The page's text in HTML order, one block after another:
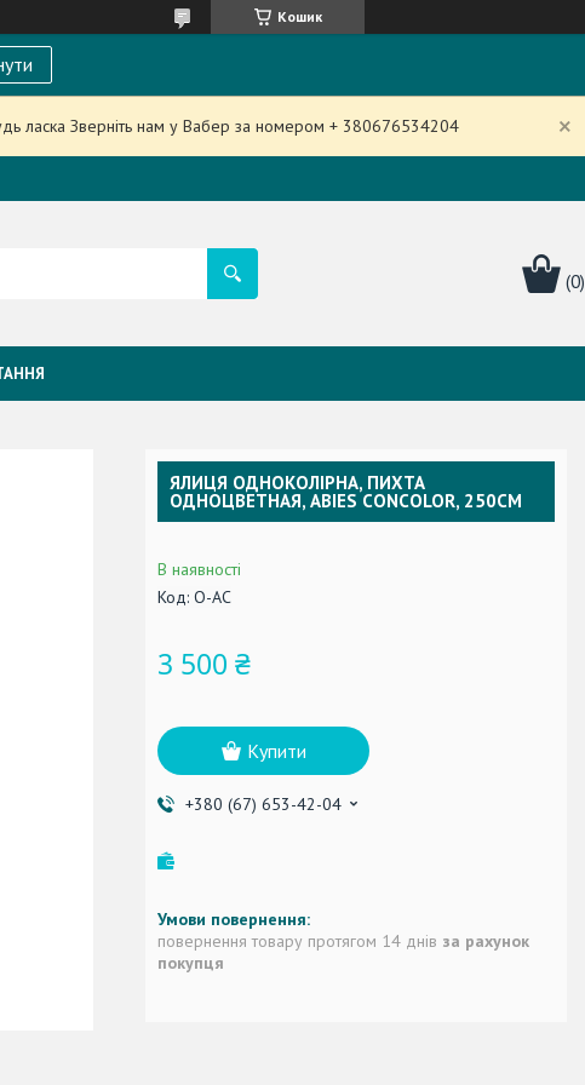
Кошик
ласка Зверніть нам у Вабер за номером + 380676534204
ЯЛИЦЯ ОДНОКОЛІРНА, ПИХТА
ОДНОЦВЕТНАЯ, ABIES CONCOLOR, 250СМ
В наявності
Код: О-AC
3 500 ₴
Купити
+380 (67) 653-42-04
повернення товару протягом 14 днів за рахунок
покупця